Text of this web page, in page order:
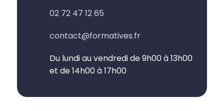
02 72 47 12 65
contact@formatives.fr
Du lundi au vendredi de 9h00 à 13h00
et de 14h00 à 17h00